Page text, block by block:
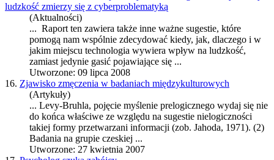
ludzkość zmierzy się z cyberproblematyką
(Aktualności)
... Raport ten zawiera także inne ważne sugestie, które
pomogą nam wspólnie zdecydować kiedy, jak, dlaczego i w
jakim miejscu technologia wywiera wpływ na ludzkość,
zamiast jedynie gasić pojawiające się ...
Utworzone: 09 lipca 2008
16. Zjawisko zmęczenia w badaniach międzykulturowych
(Artykuły)
... Levy-Bruhla, pojęcie myślenie prelogicznego wydaj się nie
do końca właściwe ze względu na sugestie nielogiczności
takiej formy przetwarzani informacji (zob. Jahoda, 1971). (2)
Badania na grupie czeskiej ...
Utworzone: 27 kwietnia 2007